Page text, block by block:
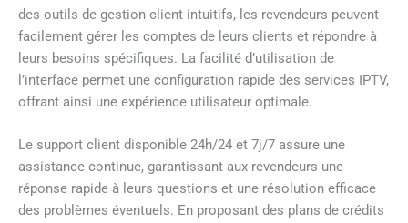
des outils de gestion client intuitifs, les revendeurs peuvent
facilement gérer les comptes de leurs clients et répondre à
leurs besoins spécifiques. La facilité d’utilisation de
l’interface permet une configuration rapide des services IPTV,
offrant ainsi une expérience utilisateur optimale.
Le support client disponible 24h/24 et 7j/7 assure une
assistance continue, garantissant aux revendeurs une
réponse rapide à leurs questions et une résolution efficace
des problèmes éventuels. En proposant des plans de crédits